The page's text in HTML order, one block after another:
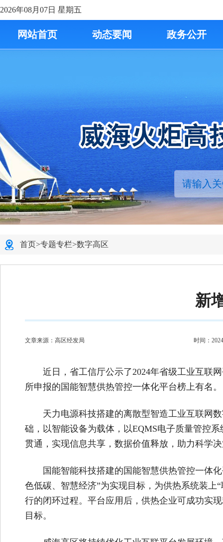
2026年08月07日 星期五
网站首页 动态要闻 政务公开
首页>专题专栏>数字高区
新
文章来源：高区经发局 时间：
近日，省工信厅公示了2024年省级工业互联
所申报的国能智慧供热管控一体化平台榜上有名。
天力电源科技搭建的离散型智造工业互联网
础，以智能设备为载体，以EQMS电子质量管控
贯通，实现信息共享，数据价值释放，助力科学
国能智能科技搭建的国能智慧供热管控一体
色低碳、智慧经济”为实现目标，为供热系统装上
行的闭环过程。平台应用后，供热企业可成功实
目标。